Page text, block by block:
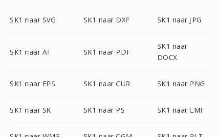
SK1 naar SVG SK1 naar DXF SK1 naar JPG
SK1 naar AI SK1 naar PDF
SK1 naar
DOCX
SK1 naar EPS SK1 naar CUR SK1 naar PNG
SK1 naar SK SK1 naar PS SK1 naar EMF